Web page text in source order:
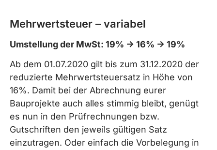
Mehrwertsteuer – variabel
Umstellung der MwSt: 19% -> 16% -> 19%
Ab dem 01.07.2020 gilt bis zum 31.12.2020 der
reduzierte Mehrwertsteuersatz in Höhe von
16%. Damit bei der Abrechnung eurer
Bauprojekte auch alles stimmig bleibt, genügt
es nun in den Prüfrechnungen bzw.
Gutschriften den jeweils gültigen Satz
einzutragen. Oder einfach die Vorbelegung in